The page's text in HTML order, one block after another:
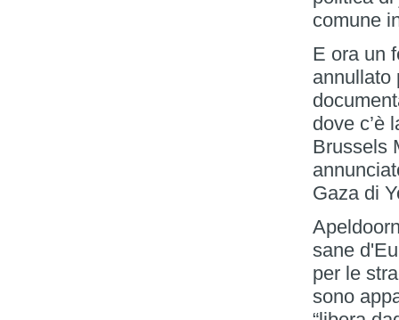
comune
E ora un
annullato
dove c’è
Brussels
Gaza di
sane
per le
sono